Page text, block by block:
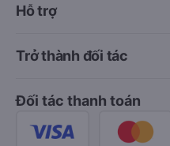
Hỗ trợ
Trở thành đối tác
Đối tác thanh toán